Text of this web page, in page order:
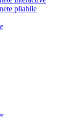
pliabile